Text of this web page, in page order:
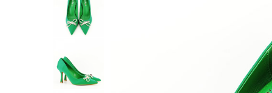
Incaltamine primavara-vara piele
Imbracaminte
Camasi si topuri
Blugi si pantaloni
Pulovere si cardigane